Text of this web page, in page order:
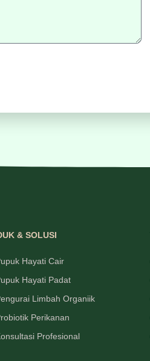
& SOLUSI
Hayati Cair
Hayati Padat
Limbah Organiik
Perikanan
Profesional